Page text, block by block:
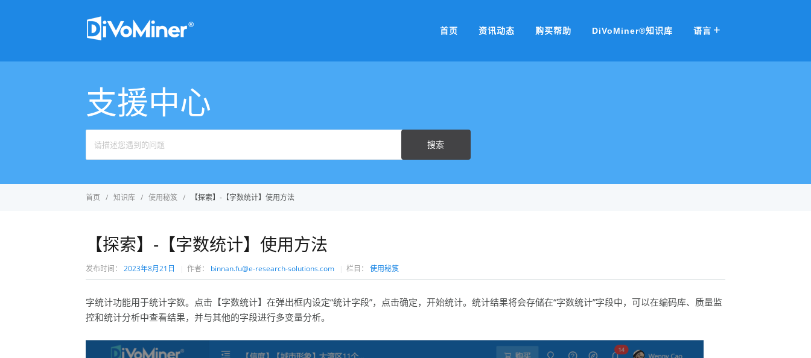
首页 资讯动态 购买帮助 DiVoMiner®知识库 语言
支援中心
搜索
首页 知识库 使用秘笈 【探索】-【字数统计】使用方法
【探索】-【字数统计】使用方法
发布时间： 2023年8月21日 作者： binnan.fu@e-research-solutions.com 栏目： 使用秘笈
字统计功能用于统计字数。点击【字数统计】在弹出框内设定“统计字段”，点击确定，开始统计。统计结果将会存储在“字数统计”字段中，可以在编码库、质量监
控和统计分析中查看结果，并与其他的字段进行多变量分析。